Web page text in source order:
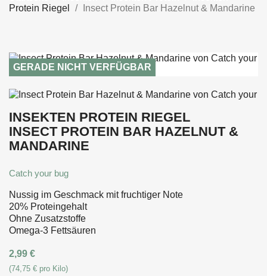
Protein Riegel
Insect Protein Bar Hazelnut & Mandarine
GERADE NICHT VERFÜGBAR
INSEKTEN PROTEIN RIEGEL
INSECT PROTEIN BAR HAZELNUT &
MANDARINE
Catch your bug
Nussig im Geschmack mit fruchtiger Note
20% Proteingehalt
Ohne Zusatzstoffe
Omega-3 Fettsäuren
2,99 €
(74,75 € pro Kilo)